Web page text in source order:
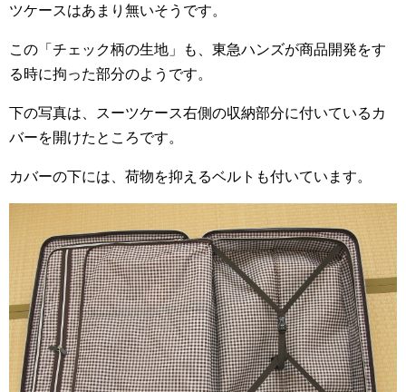
ツケースはあまり無いそうです。
この「チェック柄の生地」も、東急ハンズが商品開発をす
る時に拘った部分のようです。
下の写真は、スーツケース右側の収納部分に付いているカ
バーを開けたところです。
カバーの下には、荷物を抑えるベルトも付いています。